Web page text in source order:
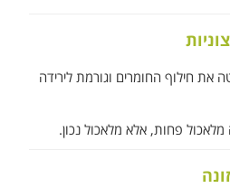
את חילוף החומרים וגורמת לירידה
פחות, אלא מלאכול נכון.